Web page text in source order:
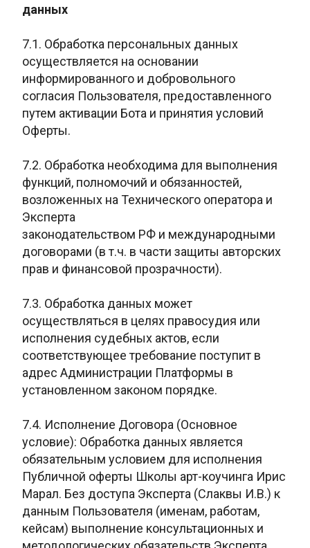
данных
7.1. Обработка персональных данных
осуществляется на основании
информированного и добровольного
согласия Пользователя, предоставленного
путем активации Бота и принятия условий
Оферты.
7.2. Обработка необходима для выполнения
функций, полномочий и обязанностей,
возложенных на Технического оператора и
Эксперта
законодательством РФ и международными
договорами (в т.ч. в части защиты авторских
прав и финансовой прозрачности).
7.3. Обработка данных может
осуществляться в целях правосудия или
исполнения судебных актов, если
соответствующее требование поступит в
адрес Администрации Платформы в
установленном законом порядке.
7.4. Исполнение Договора (Основное
условие): Обработка данных является
обязательным условием для исполнения
Публичной оферты Школы арт-коучинга Ирис
Марал. Без доступа Эксперта (Слаквы И.В.) к
данным Пользователя (именам, работам,
кейсам) выполнение консультационных и